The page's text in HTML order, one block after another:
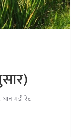
, धान मंडी रेट